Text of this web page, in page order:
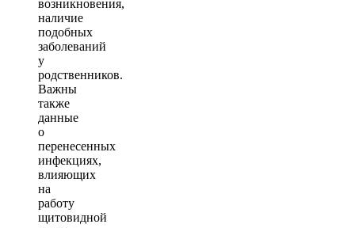
возникновения,
наличие
подобных
заболеваний
у
родственников.
Важны
также
данные
о
перенесенных
инфекциях,
влияющих
на
работу
щитовидной